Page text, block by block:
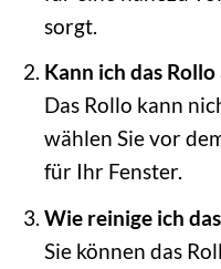
sorgt.
Kann ich das
Das Rollo kann
wählen Sie vor
für Ihr Fenster.
Wie reinige ich
Sie können das